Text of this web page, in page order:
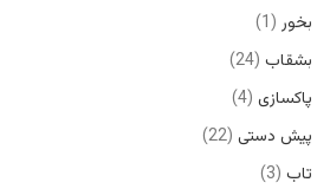
بخور 1
بشقاب 24
پاکسازی 4
پیش دستی 22
تاب 3